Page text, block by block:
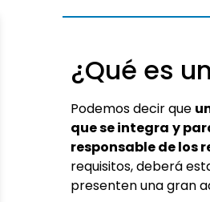
¿Qué es
Podemos decir que
que se integra y
responsable de los
requisitos, deberá
presenten una gran